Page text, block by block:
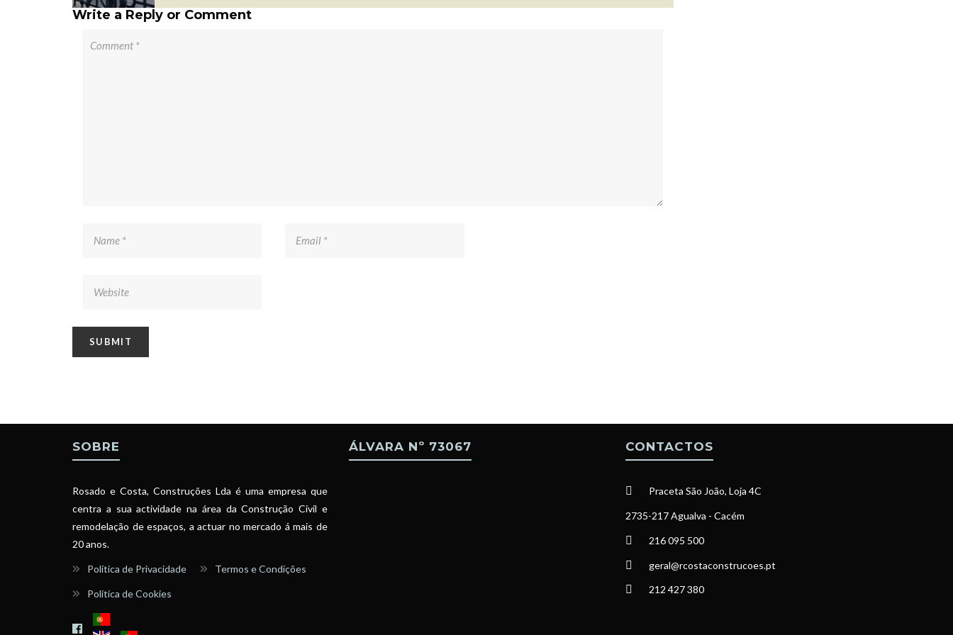
Write a Reply or Comment
SOBRE
Rosado e Costa, Construções Lda é uma empresa que
centra a sua actividade na área da Construção Civil e
remodelação de espaços, a actuar no mercado á mais de
20 anos.
Política de Privacidade Termos e Condições
Política de Cookies
ÁLVARA Nº 73067 CONTACTOS
Praceta São João, Loja 4C
2735-217 Agualva - Cacém
216 095 500
geral@rcostaconstrucoes.pt
212 427 380